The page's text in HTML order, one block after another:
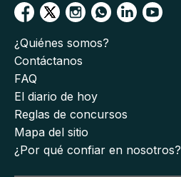
¿Quiénes somos?
Contáctanos
FAQ
El diario de hoy
Reglas de concursos
Mapa del sitio
¿Por qué confiar en nosotros?